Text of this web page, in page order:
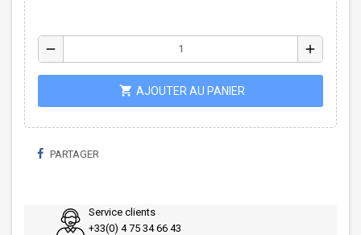
remove add
shopping_cart AJOUTER AU PANIER
PARTAGER
Service clients
+33(0) 4 75 34 66 43